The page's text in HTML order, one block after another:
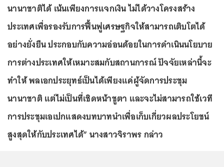
นานาชาติได้ เน้นเพียงการแจกเงิน ไม่ได้วางโครงสร้าง
ประเทศเพื่อรองรับการฟื้นฟูเศรษฐกิจให้สามารถเติบโตได้
อย่างยั่งยืน ประกอบกับความอ่อนด้อยในการดำเนินนโยบาย
การต่างประเทศให้เหมาะสมกับสถานการณ์ ปัจจัยเหล่านี้จะ
ทำให้ พลเอกประยุทธ์เป็นได้เพียงแค่ผู้จัดการประชุม
นานาชาติ แต่ไม่เป็นที่เชิดหน้าชูตา และจะไม่สามารถใช้เวที
การประชุมเอเปกแสดงบทบาทนำเพื่อเก็บเกี่ยวผลประโยชน์
สูงสุดให้กับประเทศได้” นางสาวจิราพร กล่าว